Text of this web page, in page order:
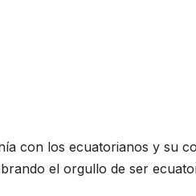
con los ecuatorianos y su
el orgullo de ser